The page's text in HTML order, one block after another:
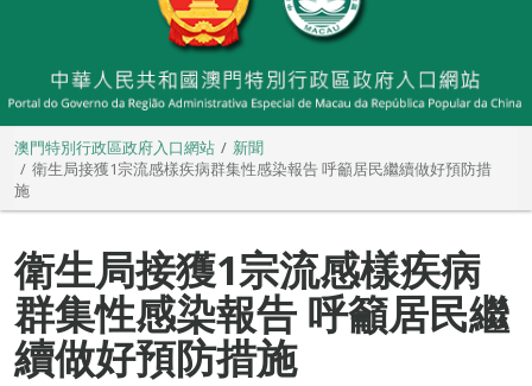
澳門特別行政區政府入口網站
新聞
衛生局接獲1宗流感樣疾病群集性感染報告 呼籲居民繼續做好預防措
施
衛生局接獲1宗流感樣疾病
群集性感染報告 呼籲居民繼
續做好預防措施